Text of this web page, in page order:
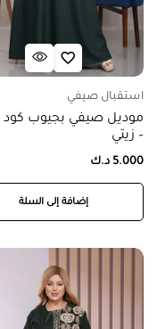
استقبال صيفي
– زيتي
5.000 د.ك
إضافة إلى السلة